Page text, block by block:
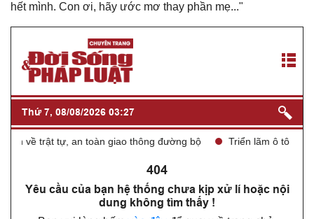
hết mình. Con ơi, hãy ước mơ thay phần mẹ..."